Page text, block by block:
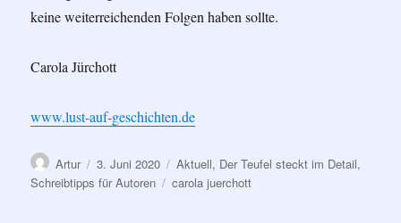
keine weiterreichenden Folgen haben sollte.
Carola Jürchott
www.lust-auf-geschichten.de
Autor
Artur
Veröffentlicht
am
3. Juni 2020 Kategorien
Aktuell, Der Teufel steckt im Detail,
Schreibtipps für Autoren
Schlagwörter
carola juerchott